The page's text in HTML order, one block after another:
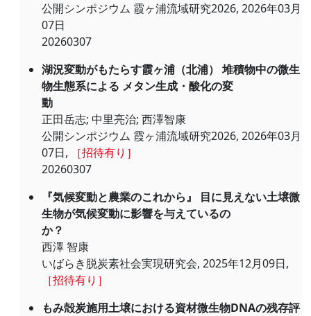
公開シンポジウム 霞ヶ浦流域研究2026, 2026年03月
07日
20260307
湖況変動がもたらす霞ヶ浦（北浦） 堆積物中の微生
物生態系による メタン生成・酸化の変
動
正田岳志; 中里亮治; 西澤智康
公開シンポジウム 霞ヶ浦流域研究2026, 2026年03月
07日,
［招待有り］
20260307
『気候変動と農業のこれから』 目に見えない土壌微
生物が気候変動に影響を与えているの
か？
西澤 智康
いばらき脱炭素社会実現研究会, 2025年12月09日,
［招待有り］
もみ殻炭施用土壌における資材微生物DNAの残存評